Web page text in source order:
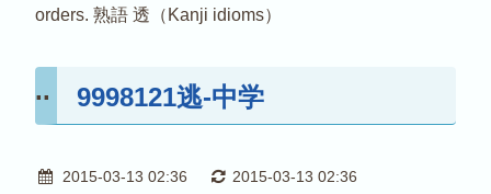
orders. 熟語 透（Kanji idioms）
9998121逃-中学
2015-03-13 02:36
2015-03-13 02:36